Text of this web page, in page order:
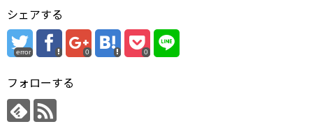
シェアする
error 0 0
フォローする